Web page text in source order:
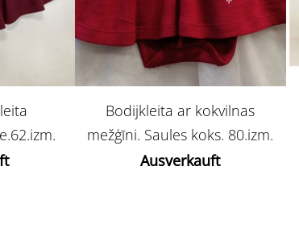
Bodijkleita ar kokvilnas
mežģīni. Saules koks. 80.izm.
Ausverkauft